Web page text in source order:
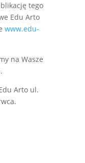
tego
Edu Arto
www.edu-
na Wasze
Arto ul.